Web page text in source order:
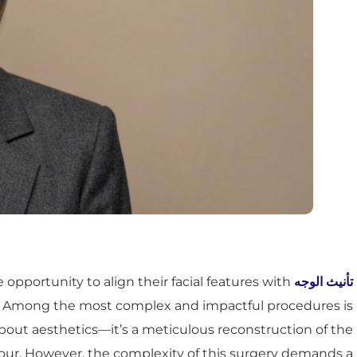
تأنيث الوجه opportunity to align their facial features with
the most complex and impactful procedures is
aesthetics—it’s a meticulous reconstruction of the
However, the complexity of this surgery demands a